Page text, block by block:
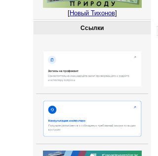
[Новый Тихонов]
Ссылки